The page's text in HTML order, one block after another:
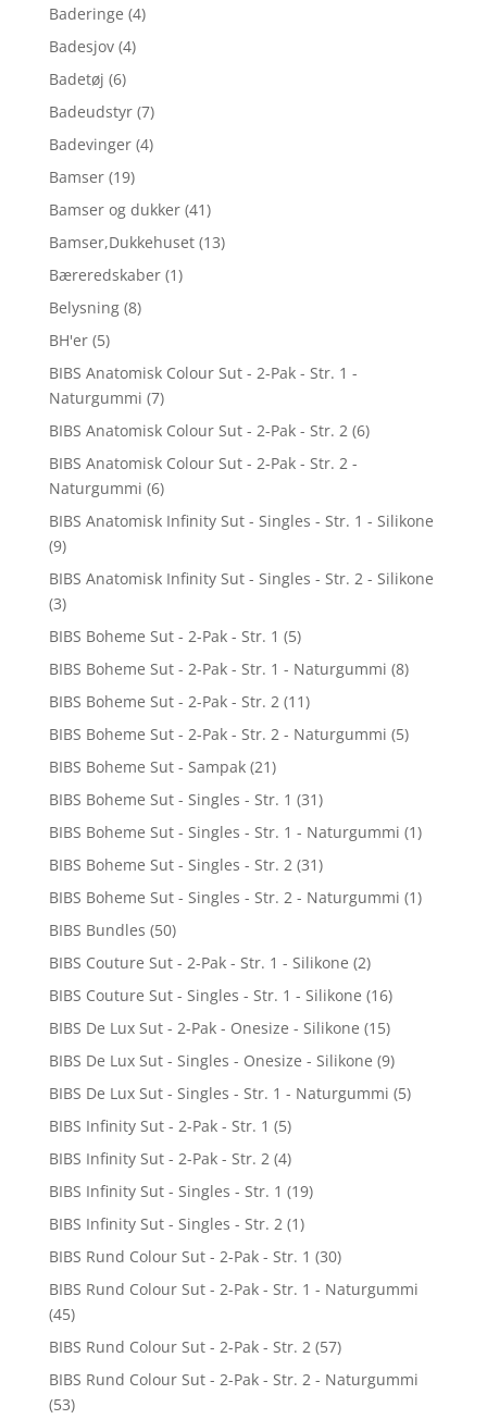
Baderinge (4)
Badesjov (4)
Badetøj (6)
Badeudstyr (7)
Badevinger (4)
Bamser (19)
Bamser og dukker (41)
Bamser,Dukkehuset (13)
Bæreredskaber (1)
Belysning (8)
BH'er (5)
BIBS Anatomisk Colour Sut - 2-Pak - Str. 1 -
Naturgummi (7)
BIBS Anatomisk Colour Sut - 2-Pak - Str. 2 (6)
BIBS Anatomisk Colour Sut - 2-Pak - Str. 2 -
Naturgummi (6)
BIBS Anatomisk Infinity Sut - Singles - Str. 1 - Silikone
(9)
BIBS Anatomisk Infinity Sut - Singles - Str. 2 - Silikone
(3)
BIBS Boheme Sut - 2-Pak - Str. 1 (5)
BIBS Boheme Sut - 2-Pak - Str. 1 - Naturgummi (8)
BIBS Boheme Sut - 2-Pak - Str. 2 (11)
BIBS Boheme Sut - 2-Pak - Str. 2 - Naturgummi (5)
BIBS Boheme Sut - Sampak (21)
BIBS Boheme Sut - Singles - Str. 1 (31)
BIBS Boheme Sut - Singles - Str. 1 - Naturgummi (1)
BIBS Boheme Sut - Singles - Str. 2 (31)
BIBS Boheme Sut - Singles - Str. 2 - Naturgummi (1)
BIBS Bundles (50)
BIBS Couture Sut - 2-Pak - Str. 1 - Silikone (2)
BIBS Couture Sut - Singles - Str. 1 - Silikone (16)
BIBS De Lux Sut - 2-Pak - Onesize - Silikone (15)
BIBS De Lux Sut - Singles - Onesize - Silikone (9)
BIBS De Lux Sut - Singles - Str. 1 - Naturgummi (5)
BIBS Infinity Sut - 2-Pak - Str. 1 (5)
BIBS Infinity Sut - 2-Pak - Str. 2 (4)
BIBS Infinity Sut - Singles - Str. 1 (19)
BIBS Infinity Sut - Singles - Str. 2 (1)
BIBS Rund Colour Sut - 2-Pak - Str. 1 (30)
BIBS Rund Colour Sut - 2-Pak - Str. 1 - Naturgummi
(45)
BIBS Rund Colour Sut - 2-Pak - Str. 2 (57)
BIBS Rund Colour Sut - 2-Pak - Str. 2 - Naturgummi
(53)